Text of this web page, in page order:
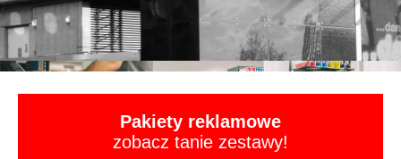
Pakiety reklamowe
zobacz tanie zestawy!